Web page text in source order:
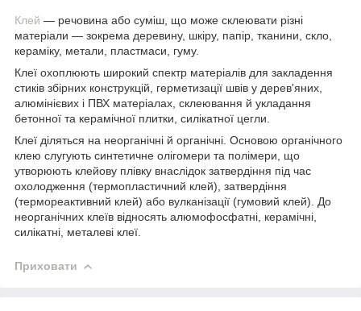
Клей — речовина або суміш, що може склеювати різні
матеріали — зокрема деревину, шкіру, папір, тканини, скло,
кераміку, метали, пластмаси, гуму.
Клеї охоплюють широкий спектр матеріалів для закладення
стиків збірних конструкцій, герметизації швів у дерев'яних,
алюмінієвих і ПВХ матеріалах, склеювання й укладання
бетонної та керамічної плитки, силікатної цегли.
Клеї діляться на неорганічні й органічні. Основою органічного
клею слугують синтетичне олігомери та полімери, що
утворюють клейову плівку внаслідок затвердіння під час
охолодження (термопластичний клей), затвердіння
(термореактивний клей) або вулканізації (гумовий клей). До
неорганічних клеїв відносять алюмофосфатні, керамічні,
силікатні, металеві клеї.
Приховати